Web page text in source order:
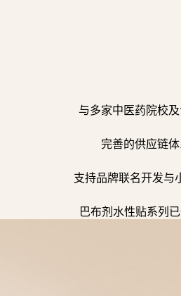
与多家中医药院校
完善的供应链
支持品牌联名开发与
巴布剂水性贴系列